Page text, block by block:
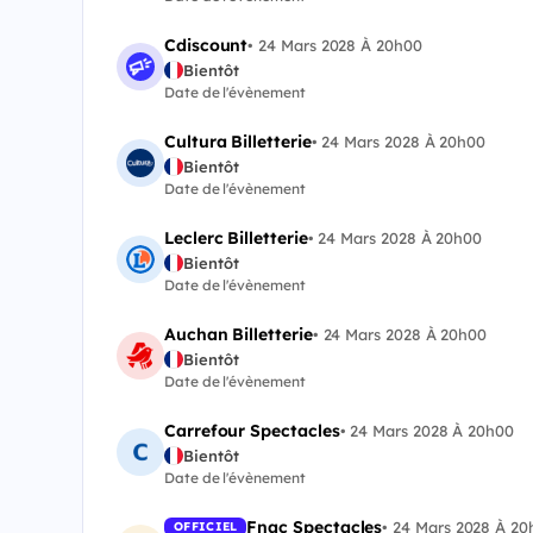
Cdiscount• 24 Mars 2028 À 20h00
Bientôt
Date de l'évènement
Cultura Billetterie• 24 Mars 2028 À 20h00
Bientôt
Date de l'évènement
Leclerc Billetterie• 24 Mars 2028 À 20h00
Bientôt
Date de l'évènement
Auchan Billetterie• 24 Mars 2028 À 20h00
Bientôt
Date de l'évènement
Carrefour Spectacles• 24 Mars 2028 À 20h00
Bientôt
Date de l'évènement
OFFICIEL Fnac Spectacles• 24 Mars 2028 À